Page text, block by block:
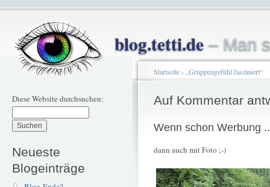
blog.tetti.de– Man
Diese Website durchsuchen:
Neueste
Blogeinträge
Startseite› „Gruppengefühl fasziniert“
Auf Kommentar
Wenn schon Werbung
dann auch mit Foto ;-)